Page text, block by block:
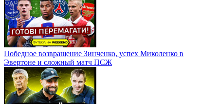
Победное возвращение Зинченко, успех Миколенко в
Эвертоне и сложный матч ПСЖ